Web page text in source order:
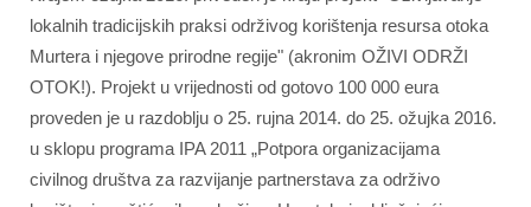
lokalnih tradicijskih praksi održivog korištenja resursa otoka
Murtera i njegove prirodne regije" (akronim OŽIVI ODRŽI
OTOK!). Projekt u vrijednosti od gotovo 100 000 eura
proveden je u razdoblju o 25. rujna 2014. do 25. ožujka 2016.
u sklopu programa IPA 2011 „Potpora organizacijama
civilnog društva za razvijanje partnerstava za održivo